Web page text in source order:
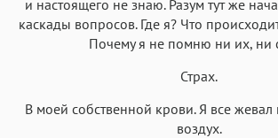
и настоящего не знаю. Разум тут же
каскады вопросов. Где я? Что
Почему я не помню ни их, ни
Страх.
В моей собственной крови. Я все
воздух.